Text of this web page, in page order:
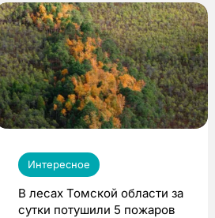
Интересное
В лесах Томской области за
сутки потушили 5 пожаров